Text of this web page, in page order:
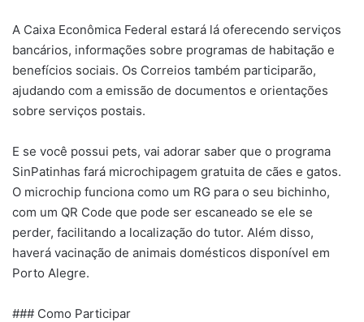
A Caixa Econômica Federal estará lá oferecendo serviços
bancários, informações sobre programas de habitação e
benefícios sociais. Os Correios também participarão,
ajudando com a emissão de documentos e orientações
sobre serviços postais.
E se você possui pets, vai adorar saber que o programa
SinPatinhas fará microchipagem gratuita de cães e gatos.
O microchip funciona como um RG para o seu bichinho,
com um QR Code que pode ser escaneado se ele se
perder, facilitando a localização do tutor. Além disso,
haverá vacinação de animais domésticos disponível em
Porto Alegre.
### Como Participar